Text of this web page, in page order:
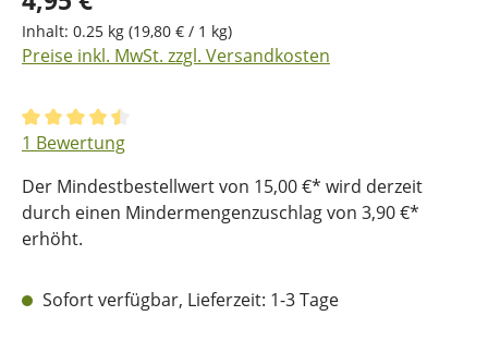
Inhalt: 0.25 kg (19,80 € / 1 kg)
Preise inkl. MwSt. zzgl. Versandkosten
Durchschnittliche Bewertung von 4.5 von 5 Sternen
1 Bewertung
Der Mindestbestellwert von 15,00 €* wird derzeit
durch einen Mindermengenzuschlag von 3,90 €*
erhöht.
Sofort verfügbar, Lieferzeit: 1-3 Tage